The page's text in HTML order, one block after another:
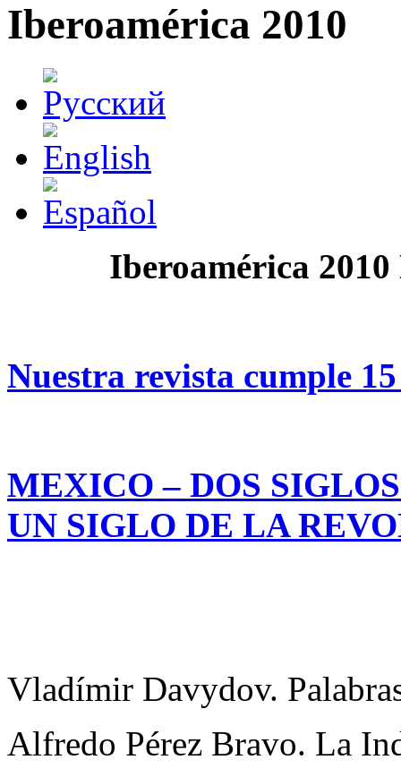
Iberoamérica 2010
Iberoamérica
Nuestra revista cumple
MEXICO – DOS
UN SIGLO DE LA
Vladímir Davydov.
Alfredo Pérez Bravo. La